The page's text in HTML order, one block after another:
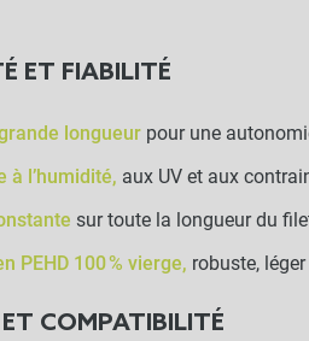
ET FIABILITÉ
longueur pour une
à l’humidité, aux UV et aux
sur toute la longueur du
PEHD 100 % vierge, robuste,
COMPATIBILITÉ